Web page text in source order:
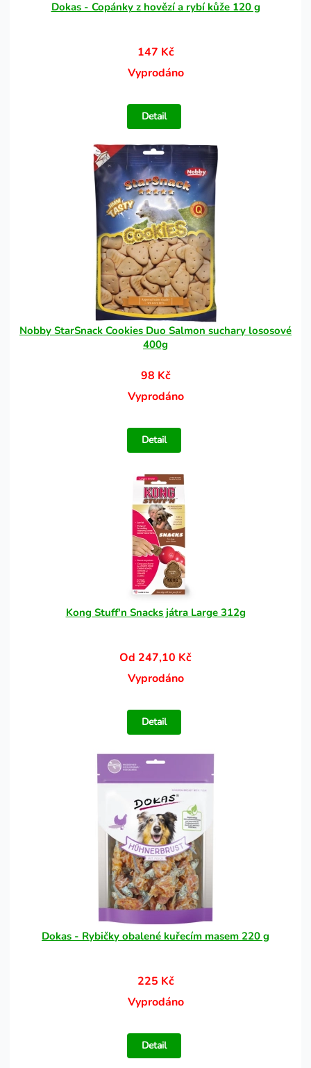
Dokas - Copánky z hovězí a rybí kůže 120 g
147 Kč
Vyprodáno
Detail
Nobby StarSnack Cookies Duo Salmon suchary lososové
400g
98 Kč
Vyprodáno
Detail
Kong Stuff'n Snacks játra Large 312g
Od 247,10 Kč
Vyprodáno
Detail
Dokas - Rybičky obalené kuřecím masem 220 g
225 Kč
Vyprodáno
Detail